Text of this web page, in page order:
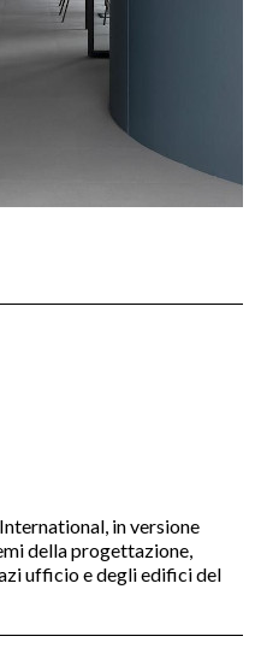
in versione
della progettazione,
ufficio e degli edifici del